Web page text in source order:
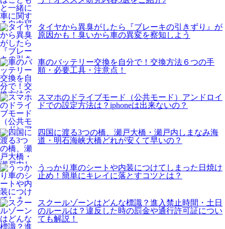
タイヤから異臭がしたら『ブレーキの引きずり』が
原因かも！臭いから車の異変を察知しよう
車のバッテリー交換を自分で！交換方法６つの手
順・必要工具・注意点！
スマホのドライブモード（公共モード）アンドロイ
ドでの設定方法は？iphoneは出来ないの？
四国に渡る3つの橋、瀬戸大橋・瀬戸内しまなみ海
道・明石海峡大橋どれが安くて早いの？
うっかり車のシートや内装につけてしまった日焼け
止め！簡単にキレイに落とすコツとは？
スクールゾーンはどんな標識？進入禁止時間・土日
のルールは？違反した時の罰金や通行許可証につい
ても解説！